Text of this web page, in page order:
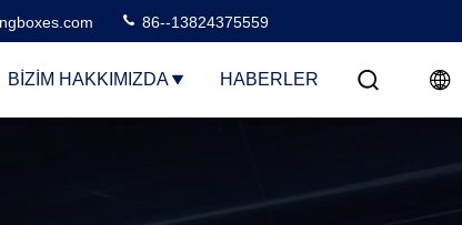
86--13824375559
BIZIM HAKKIMIZDA HABERLER